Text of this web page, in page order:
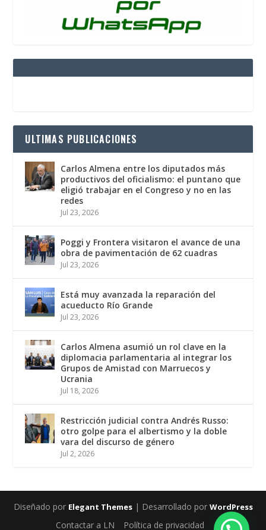
ULTIMAS PUBLICACIONES
Carlos Almena entre los diputados más
productivos del oficialismo: el puntano que
eligió trabajar en el Congreso y no en las
redes
Jul 23, 2026
Poggi y Frontera visitaron el avance de una
obra de pavimentación de 62 cuadras
Jul 23, 2026
Está muy avanzada la reparación del
acueducto Río Grande
Jul 23, 2026
Carlos Almena asumió un rol clave en la
diplomacia parlamentaria al integrar los
Grupos de Amistad con Marruecos y
Ucrania
Jul 18, 2026
Restricción judicial contra Andrés Russo:
otro golpe para el albertismo y la doble
vara del discurso de género
Jul 2, 2026
Diseñado por Elegant Themes| Desarrollado por WordPress
Contactar a LN Política de privacidad